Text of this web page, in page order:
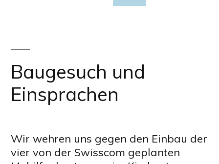
Baugesuch und
Einsprachen
Wir wehren uns gegen den Einbau der
vier von der Swisscom geplanten